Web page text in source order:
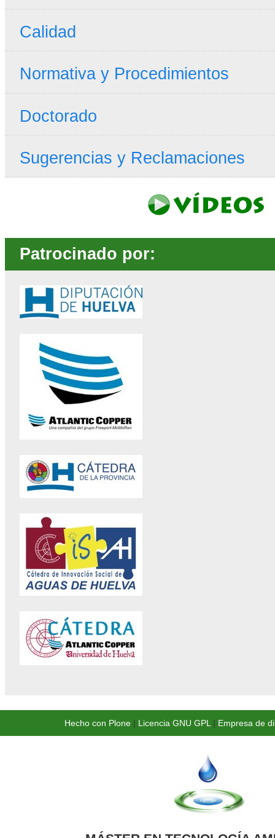
Calidad
Normativa y Procedimientos
Doctorado
Sugerencias y Reclamaciones
Patrocinado por:
Hecho con Plone| Licencia GNU GPL | Empresa de